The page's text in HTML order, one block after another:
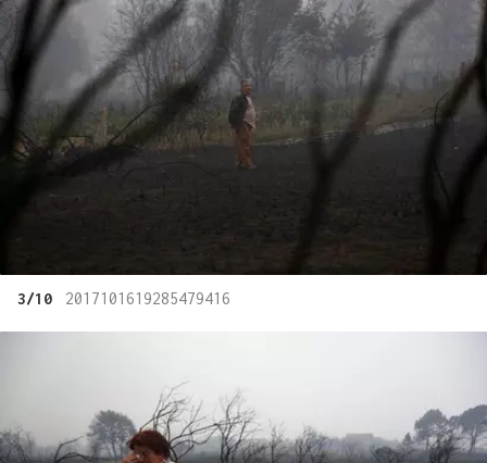
3/10 2017101619285479416